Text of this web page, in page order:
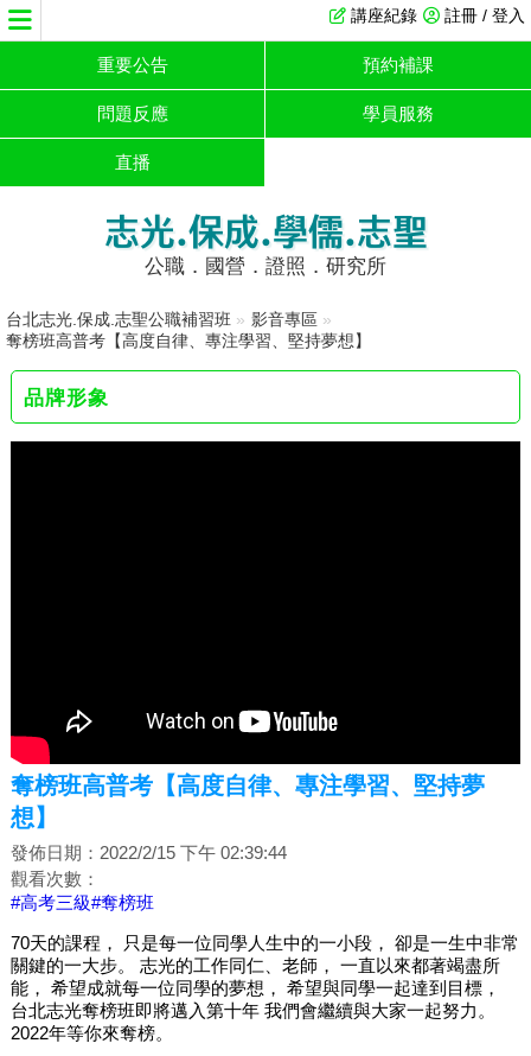
註冊 / 登入
講座紀錄
重要公告 預約補課
問題反應 學員服務
直播
志光.保成.學儒.志聖
公職．國營．證照．研究所
台北志光.保成.志聖公職補習班 » 影音專區 »
奪榜班高普考【高度自律、專注學習、堅持夢想】
品牌形象
奪榜班高普考【高度自律、專注學習、堅持夢
想】
發佈日期：2022/2/15 下午 02:39:44
觀看次數：
#高考三級#奪榜班
70天的課程， 只是每一位同學人生中的一小段， 卻是一生中非常
關鍵的一大步。 志光的工作同仁、老師， 一直以來都著竭盡所
能， 希望成就每一位同學的夢想， 希望與同學一起達到目標，
台北志光奪榜班即將邁入第十年 我們會繼續與大家一起努力。
2022年等你來奪榜。